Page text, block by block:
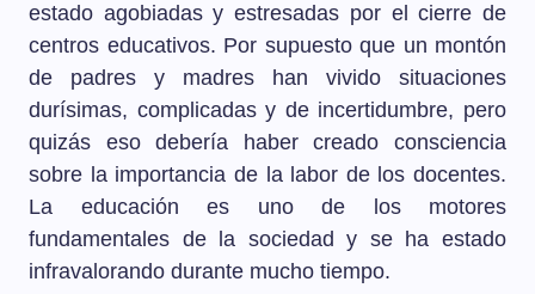
estado agobiadas y estresadas por el cierre de
centros educativos. Por supuesto que un montón
de padres y madres han vivido situaciones
durísimas, complicadas y de incertidumbre, pero
quizás eso debería haber creado consciencia
sobre la importancia de la labor de los docentes.
La educación es uno de los motores
fundamentales de la sociedad y se ha estado
infravalorando durante mucho tiempo.